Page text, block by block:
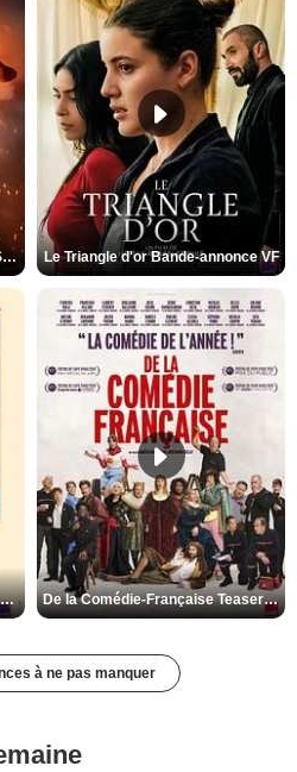
L'Odyssée Bande-annonce VO STFR Le Triangle d'or Bande-annonce VF
Les Matins merveilleux Bande-annonce VF De la Comédie-Française Teaser VF
à ne pas manquer